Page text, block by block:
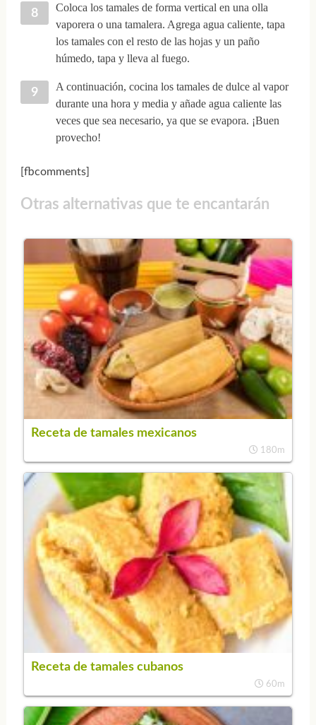
Coloca los tamales de forma vertical en una olla
vaporera o una tamalera. Agrega agua caliente, tapa
los tamales con el resto de las hojas y un paño
húmedo, tapa y lleva al fuego.
A continuación, cocina los tamales de dulce al vapor
durante una hora y media y añade agua caliente las
veces que sea necesario, ya que se evapora. ¡Buen
provecho!
[fbcomments]
Otras alternativas que te encantarán
Receta de tamales mexicanos
180m
Receta de tamales cubanos
60m